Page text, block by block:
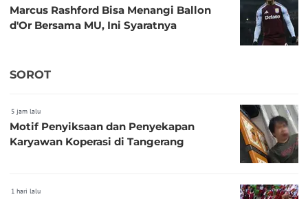
Marcus Rashford Bisa Menangi Ballon
d'Or Bersama MU, Ini Syaratnya
SOROT
5 jam lalu
Motif Penyiksaan dan Penyekapan
Karyawan Koperasi di Tangerang
1 hari lalu